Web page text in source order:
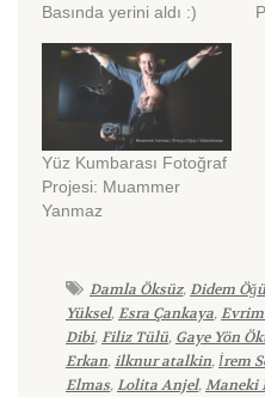
Basında yerini aldı :)
Yüz Kumbarası Fotoğraf
Projesi: Muammer
Yanmaz
Damla Öksüz,Didem
Yüksel,Esra Çankaya,
Dibi,Filiz Tülü, Gaye Yön
Erkan,ilknur atalkin,İrem
Elmas,Lolita Anjel,Maneki